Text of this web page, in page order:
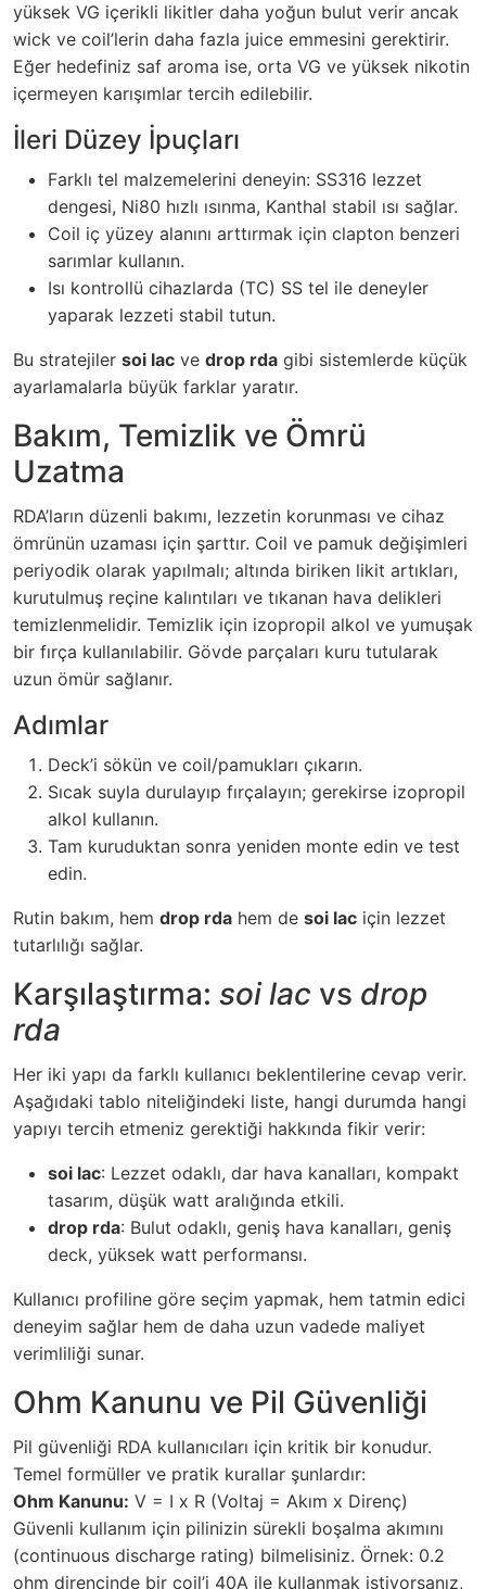
yüksek VG içerikli likitler daha yoğun bulut verir ancak
wick ve coil’lerin daha fazla juice emmesini gerektirir.
Eğer hedefiniz saf aroma ise, orta VG ve yüksek nikotin
içermeyen karışımlar tercih edilebilir.
İleri Düzey İpuçları
Farklı tel malzemelerini deneyin: SS316 lezzet
dengesi, Ni80 hızlı ısınma, Kanthal stabil ısı sağlar.
Coil iç yüzey alanını arttırmak için clapton benzeri
sarımlar kullanın.
Isı kontrollü cihazlarda (TC) SS tel ile deneyler
yaparak lezzeti stabil tutun.
Bu stratejiler soi lac ve drop rda gibi sistemlerde küçük
ayarlamalarla büyük farklar yaratır.
Bakım, Temizlik ve Ömrü
Uzatma
RDA’ların düzenli bakımı, lezzetin korunması ve cihaz
ömrünün uzaması için şarttır. Coil ve pamuk değişimleri
periyodik olarak yapılmalı; altında biriken likit artıkları,
kurutulmuş reçine kalıntıları ve tıkanan hava delikleri
temizlenmelidir. Temizlik için izopropil alkol ve yumuşak
bir fırça kullanılabilir. Gövde parçaları kuru tutularak
uzun ömür sağlanır.
Adımlar
Deck’i sökün ve coil/pamukları çıkarın.
Sıcak suyla durulayıp fırçalayın; gerekirse izopropil
alkol kullanın.
Tam kuruduktan sonra yeniden monte edin ve test
edin.
Rutin bakım, hem drop rda hem de soi lac için lezzet
tutarlılığı sağlar.
Karşılaştırma: soi lac vs drop
rda
Her iki yapı da farklı kullanıcı beklentilerine cevap verir.
Aşağıdaki tablo niteliğindeki liste, hangi durumda hangi
yapıyı tercih etmeniz gerektiği hakkında fikir verir:
soi lac: Lezzet odaklı, dar hava kanalları, kompakt
tasarım, düşük watt aralığında etkili.
drop rda: Bulut odaklı, geniş hava kanalları, geniş
deck, yüksek watt performansı.
Kullanıcı profiline göre seçim yapmak, hem tatmin edici
deneyim sağlar hem de daha uzun vadede maliyet
verimliliği sunar.
Ohm Kanunu ve Pil Güvenliği
Pil güvenliği RDA kullanıcıları için kritik bir konudur.
Temel formüller ve pratik kurallar şunlardır:
Ohm Kanunu: V = I x R (Voltaj = Akım x Direnç)
Güvenli kullanım için pilinizin sürekli boşalma akımını
(continuous discharge rating) bilmelisiniz. Örnek: 0.2
ohm direncinde bir coil’i 40A ile kullanmak istiyorsanız,